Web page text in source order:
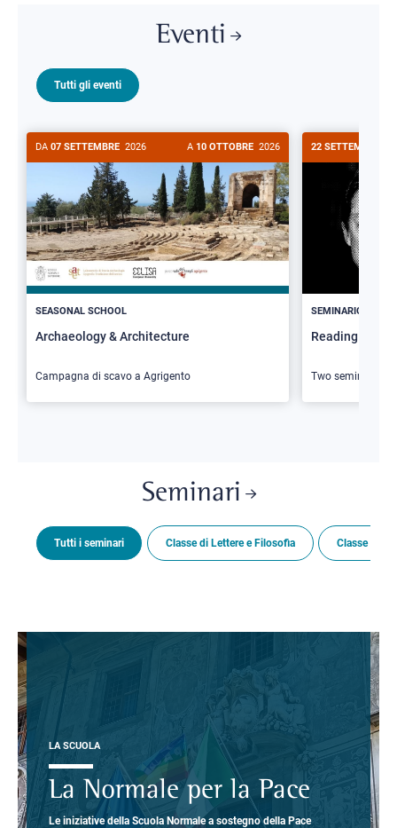
Eventi
Tutti gli eventi
DA 07 SETTEMBRE 2026 A 10 OTTOBRE 2026
SEASONAL SCHOOL
Archaeology & Architecture
Campagna di scavo a Agrigento
22 SETTEMBRE
SEMINARIO
Reading
Two seminars
Seminari
Tutti i seminari Classe di Lettere e Filosofia Classe di
LA SCUOLA
La Normale per la Pace
Le iniziative della Scuola Normale a sostegno della Pace